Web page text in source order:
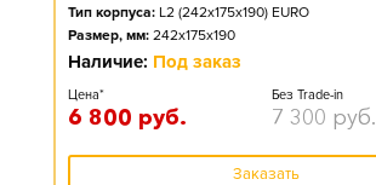
Тип корпуса: L2 (242x175x190) EURO
Размер, мм: 242x175x190
Наличие: Под заказ
Цена*
6 800 руб.
Без Trade-in
7 300 руб.
Заказать